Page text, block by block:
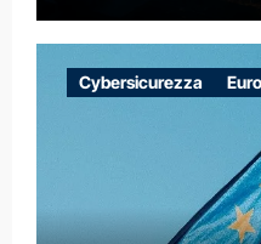
CASO DELLE
EUROPEE NEL
Cybersicurezza